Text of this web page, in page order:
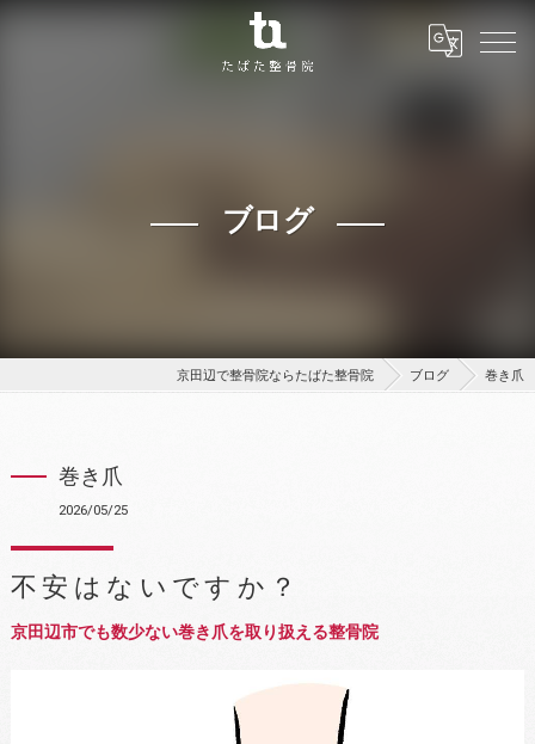
ブログ
京田辺で整骨院ならたばた整骨院 ブログ 巻き爪
巻き爪
2026/05/25
京田辺市でも数少ない巻き爪を取り扱える整骨院
不安はないですか？